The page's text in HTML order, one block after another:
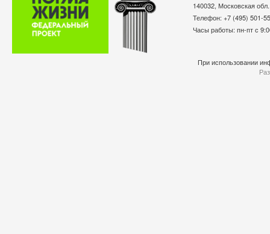
140032, Московская
Телефон: +7 (495)
Часы работы: пн-пт с
При использовании